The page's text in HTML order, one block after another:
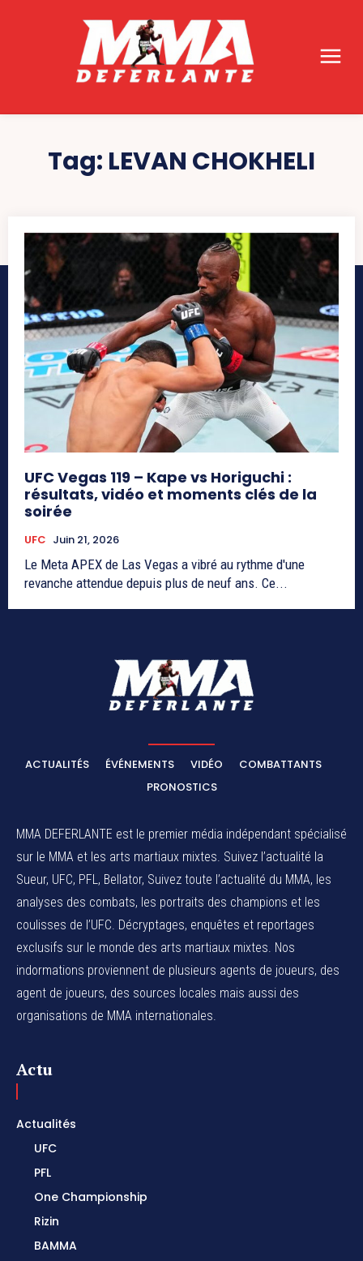
Tag: LEVAN CHOKHELI
UFC Vegas 119 – Kape vs Horiguchi :
résultats, vidéo et moments clés de la
soirée
UFC Juin 21, 2026
Le Meta APEX de Las Vegas a vibré au rythme d'une
revanche attendue depuis plus de neuf ans. Ce...
ACTUALITÉS ÉVÉNEMENTS VIDÉO
COMBATTANTS
PRONOSTICS
MMA DEFERLANTE est le premier média indépendant spécialisé
sur le MMA et les arts martiaux mixtes. Suivez l’actualité la
Sueur, UFC, PFL, Bellator, Suivez toute l’actualité du MMA, les
analyses des combats, les portraits des champions et les
coulisses de l’UFC. Décryptages, enquêtes et reportages
exclusifs sur le monde des arts martiaux mixtes. Nos
indormations proviennent de plusieurs agents de joueurs, des
agent de joueurs, des sources locales mais aussi des
organisations de MMA internationales.
Actu
Actualités
UFC
PFL
One Championship
Rizin
BAMMA